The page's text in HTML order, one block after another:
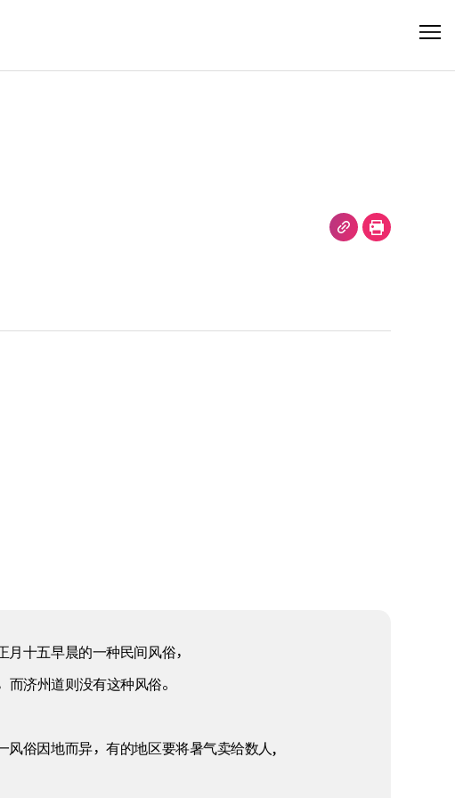
十五早晨的一种民间风俗，
而济州道则没有这种风俗。
风俗因地而异，有的地区要将暑气卖给数人,